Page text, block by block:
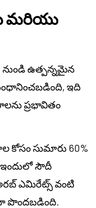
మరియు
ఉత్పన్నమైన
ఇది
ప్రభావితం
కోసం సుమారు 60%
సౌదీ
ఎమిరేట్స్ వంటి